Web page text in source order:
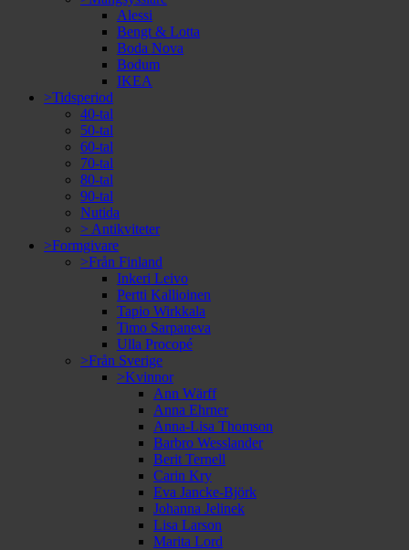
Alessi
Bengt & Lotta
Boda Nova
Bodum
IKEA
>Tidsperiod
40-tal
50-tal
60-tal
70-tal
80-tal
90-tal
Nutida
> Antikviteter
>Formgivare
>Från Finland
Inkeri Leivo
Pertti Kallioinen
Tapio Wirkkala
Timo Sarpaneva
Ulla Procopé
>Från Sverige
>Kvinnor
Ann Wärff
Anna Ehrner
Anna-Lisa Thomson
Barbro Wesslander
Berit Ternell
Carin Kry
Eva Jancke-Björk
Johanna Jelinek
Lisa Larson
Marita Lord